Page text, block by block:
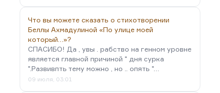
Что вы можете сказать о стихотворении
Беллы Ахмадулиной «По улице моей
который…»?
СПАСИБО! Да , увы . рабство на генном уровне
является главной причиной " дня сурка
".Развивпть тему можно , но .. опять "…
09 июля, 03:01